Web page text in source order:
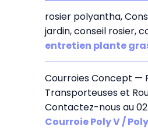
rosier polyantha,
jardin, conseil rosier,
entretien plante
Courroies Concept —
Transporteuses et
Contactez-nous au 02
Courroie Poly V /